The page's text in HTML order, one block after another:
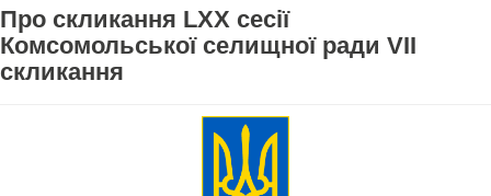
Про скликання LXX сесії
Комсомольської селищної ради VII
скликання